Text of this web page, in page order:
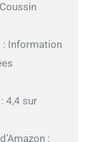
: Information
4,4 sur
: